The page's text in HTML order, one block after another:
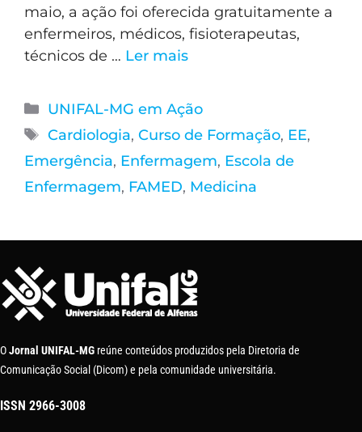
maio, a ação foi oferecida gratuitamente a
enfermeiros, médicos, fisioterapeutas,
técnicos de … Ler mais
UNIFAL-MG em Ação
Cardiologia, Curso de Formação, EE,
Emergência, Enfermagem, Escola de
Enfermagem, FAMED, Medicina
OJornal UNIFAL-MG reúne conteúdos produzidos pela Diretoria de
Comunicação Social (Dicom) e pela comunidade universitária.
ISSN 2966-3008